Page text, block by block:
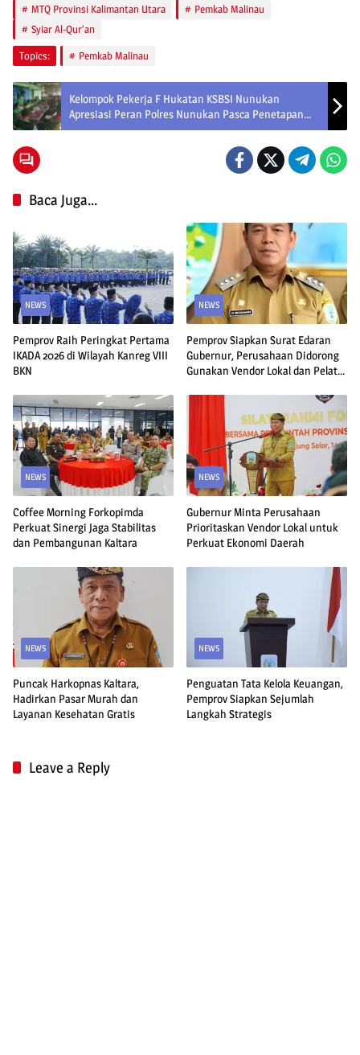
MTQ Provinsi Kalimantan Utara
Pemkab Malinau
Syiar Al-Qur’an
Topics: Pemkab Malinau
Kelompok Pekerja F Hukatan KSBSI Nunukan
Apresiasi Peran Polres Nunukan Pasca Penetapan
UMK 2026
Baca Juga...
NEWS
Pemprov Raih Peringkat Pertama
IKADA 2026 di Wilayah Kanreg VIII
BKN
NEWS
Pemprov Siapkan Surat Edaran
Gubernur, Perusahaan Didorong
Gunakan Vendor Lokal dan Pelat
NEWS
Coffee Morning Forkopimda
Perkuat Sinergi Jaga Stabilitas
dan Pembangunan Kaltara
NEWS
Gubernur Minta Perusahaan
Prioritaskan Vendor Lokal untuk
Perkuat Ekonomi Daerah
NEWS
Puncak Harkopnas Kaltara,
Hadirkan Pasar Murah dan
Layanan Kesehatan Gratis
NEWS
Penguatan Tata Kelola Keuangan,
Pemprov Siapkan Sejumlah
Langkah Strategis
Leave a Reply